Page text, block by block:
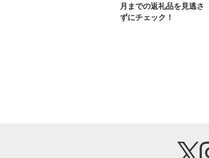
月までの返礼品を見逃さ
ずにチェック！